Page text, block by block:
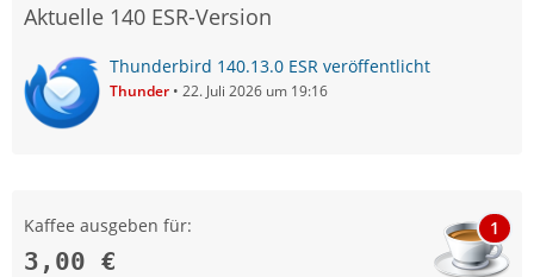
Aktuelle 140 ESR-Version
Thunderbird 140.13.0 ESR veröffentlicht
Thunder 22. Juli 2026 um 19:16
Kaffee ausgeben für:
3,00 €
1